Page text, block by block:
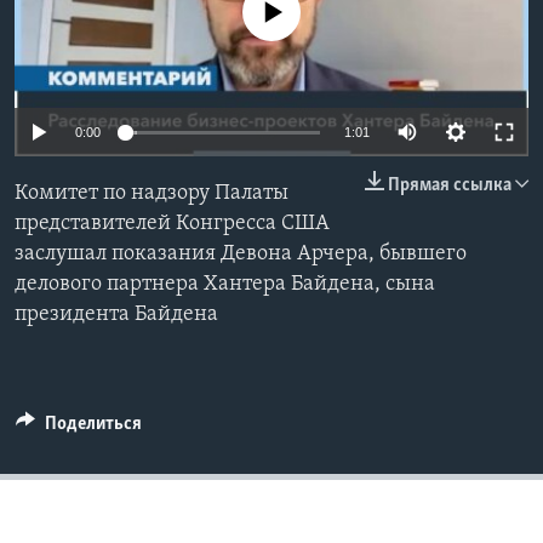
Learning English
Языки
No media source currently available
0:00 1:01
Прямая ссылка
Комитет по надзору Палаты
представителей Конгресса США
заслушал показания Девона Арчера, бывшего
делового партнера Хантера Байдена, сына
президента Байдена
Поделиться